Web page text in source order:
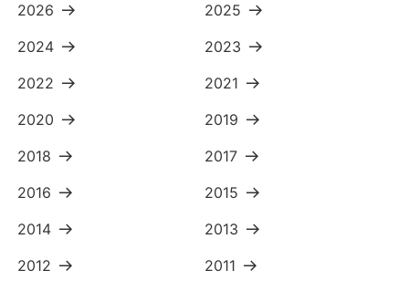
2026
2025
2024
2023
2022
2021
2020
2019
2018
2017
2016
2015
2014
2013
2012
2011